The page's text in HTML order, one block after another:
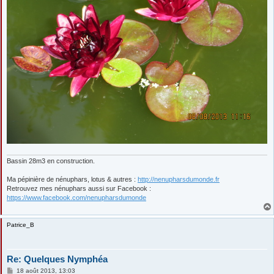
Bassin 28m3 en construction.
Ma pépinière de nénuphars, lotus & autres : http://nenupharsdumonde.fr
Retrouvez mes nénuphars aussi sur Facebook :
https://www.facebook.com/nenupharsdumonde
Patrice_B
Re: Quelques Nymphéa
M
18 août 2013, 13:03